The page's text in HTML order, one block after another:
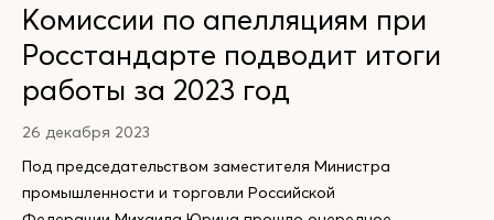
Комиссии по апелляциям при
Росстандарте подводит итоги
работы за 2023 год
26 декабря 2023
Под председательством заместителя Министра
промышленности и торговли Российской